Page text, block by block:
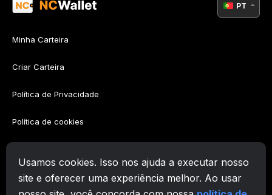
Usamos cookies. Isso nos ajuda a executar nosso
site e oferecer uma experiência melhor. Ao usar
Minha Carteira
Criar Carteira
Política de Privacidade
Política de cookies
Termos de Utilização
PT